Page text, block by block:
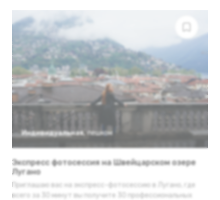
Индивидуальная пешком
Экспресс фотосессия на Швейцарском озере
Лугано
Приглашаю вас на экспресс-фотосессию в Лугано, где
всего за 30 минут вы получите 30 профессиональных